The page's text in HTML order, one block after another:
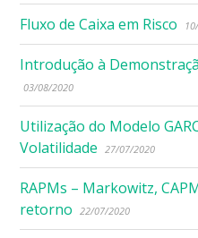
Fluxo de Caixa em Risco
Introdução à
03/08/2020
Utilização do Modelo
Volatilidade
27/07/2020
RAPMs – Markowitz,
retorno
22/07/2020